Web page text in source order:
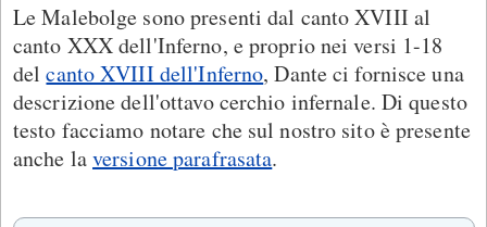
Le Malebolge sono presenti dal canto XVIII al
canto XXX dell'Inferno, e proprio nei versi 1-18
delcanto XVIII dell'Inferno, Dante ci fornisce una
descrizione dell'ottavo cerchio infernale. Di questo
testo facciamo notare che sul nostro sito è presente
anche laversione parafrasata.